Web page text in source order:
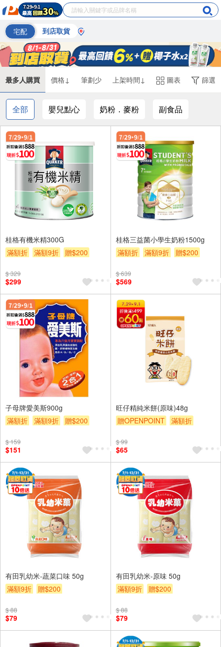
宅配 到店取貨
最多人購買 價格↓ 筆劃少 上架時間↓ 圖表 篩選
全部 嬰兒點心 奶粉．麥粉 副食品
桂格有機米精300G
滿額折
滿額9折 贈$200
$ 329
$299
桂格三益菌小學生奶粉1500g
滿額折
滿額9折 贈$200
$ 639
$569
子母牌愛美斯900g
滿額折
滿額9折 贈$200
$ 159
$151
旺仔精純米餅(原味)48g
贈OPENPOINT
滿額折
$ 99
$65
有田乳幼米-蔬菜口味 50g
滿額9折
贈$200
$ 88
$79
有田乳幼米-原味 50g
滿額9折
贈$200
$ 88
$79